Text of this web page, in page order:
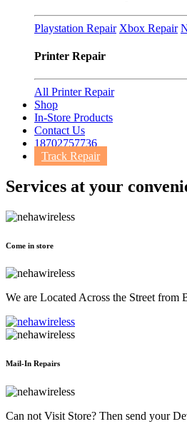
Playstation Repair Xbox Repair
Printer Repair
All Printer Repair
Shop
In-Store Products
Contact Us
18702757736
Track Repair
Services at your
Come in store
We are Located Across the Street
Mail-In Repairs
Can not Visit Store? Then send your